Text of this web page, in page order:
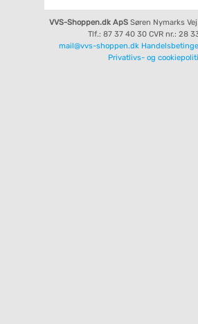
VVS-Shoppen.dk ApS Søren Nymarks Vej
Tlf.: 87 37 40 30 CVR nr.: 28
mail@vvs-shoppen.dk
Privatlivs- og